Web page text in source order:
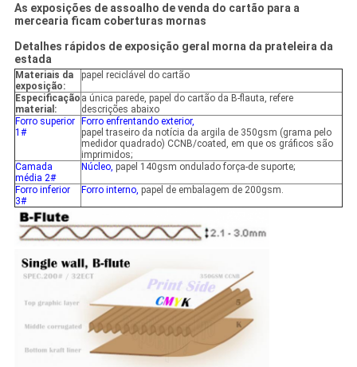
As exposições de assoalho de venda do cartão para a
mercearia ficam coberturas mornas
Detalhes rápidos de exposição geral morna da prateleira da
estada
Materiais da
exposição:
papel reciclável do cartão
Especificação
material:
a única parede, papel do cartão da B-flauta, refere
descrições abaixo
Forro superior
1#
Forro enfrentando exterior,
papel traseiro da notícia da argila de 350gsm (grama pelo
medidor quadrado) CCNB/coated, em que os gráficos são
imprimidos;
Camada
média 2#
Núcleo, papel 140gsm ondulado força-de suporte;
Forro inferior
3#
Forro interno, papel de embalagem de 200gsm.